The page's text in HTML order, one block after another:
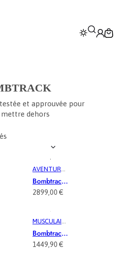
et approuvée pour
mettre dehors
AVENTURE,
MUSCULAIR
E, VÉLO
CARGO,
VÉLOTAF
VÉLOTAF,
VTC, VTC
Bombtrack
Beyond
Midtail
2899,00 €
MUSCULAIR
E, VÉLOTAF
Bombtrack
Munroe
1449,90 €